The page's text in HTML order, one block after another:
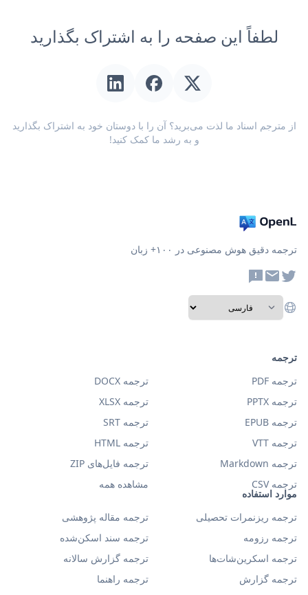
لطفاً این صفحه را به اشتراک بگذارید
از مترجم اسناد ما لذت می‌برید؟ آن را با دوستان خود به اشتراک بگذارید
و به رشد ما کمک کنید!
ترجمه دقیق هوش مصنوعی در ۱۰۰+ زبان
موارد استفاده
ترجمه ریزنمرات تحصیلی
ترجمه مقاله پژوهشی
ترجمه رزومه
ترجمه سند اسکن‌شده
ترجمه اسکرین‌شات‌ها
ترجمه گزارش سالانه
ترجمه گزارش
ترجمه راهنما
ترجمه
ترجمه PDF
ترجمه DOCX
ترجمه PPTX
ترجمه XLSX
ترجمه EPUB
ترجمه SRT
ترجمه VTT
ترجمه HTML
ترجمه Markdown
ترجمه فایل‌های ZIP
ترجمه CSV
مشاهده همه